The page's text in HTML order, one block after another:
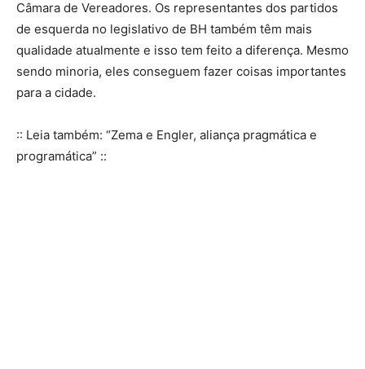
Câmara de Vereadores. Os representantes dos partidos
de esquerda no legislativo de BH também têm mais
qualidade atualmente e isso tem feito a diferença. Mesmo
sendo minoria, eles conseguem fazer coisas importantes
para a cidade.
:: Leia também: “Zema e Engler, aliança pragmática e
programática” ::